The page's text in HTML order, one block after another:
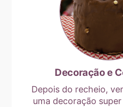
Decoração e
Depois do recheio,
uma decoração